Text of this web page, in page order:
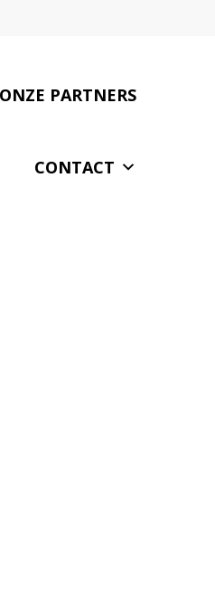
ONZE PARTNERS
CONTACT